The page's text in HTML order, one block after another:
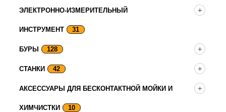
ЭЛЕКТРОННО-ИЗМЕРИТЕЛЬНЫЙ
ИНСТРУМЕНТ 31
БУРЫ 128
СТАНКИ 42
АКСЕССУАРЫ ДЛЯ БЕСКОНТАКТНОЙ МОЙКИ И
ХИМЧИСТКИ 10